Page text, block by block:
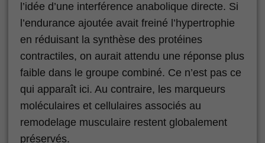
l’idée d’une interférence anabolique directe. Si
l’endurance ajoutée avait freiné l’hypertrophie
en réduisant la synthèse des protéines
contractiles, on aurait attendu une réponse plus
faible dans le groupe combiné. Ce n’est pas ce
qui apparaît ici. Au contraire, les marqueurs
moléculaires et cellulaires associés au
remodelage musculaire restent globalement
préservés.